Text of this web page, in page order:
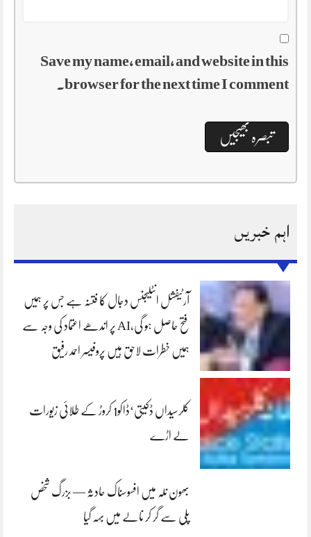
Save my name, email, and website in this
browser for the next time I comment.
اہم خبریں
آرٹیفشل انٹلیجنس دجال کا فتنہ ہے جس پر ہمیں
فتح حاصل ہو گی،AI پر اندھے اعتماد کی وجہ سے
ہمیں خطرات لاحق ہیں پروفیسر احمد رفیق
کلرسیداں ڈکیتی‘ڈاکو1 کروڑ کے طلائی زیورات
لے اڑے
بھون نلہ میں افسوسناک حادثہ — بزرگ شخص
پلی سے گر کر نالے میں بہہ گیا